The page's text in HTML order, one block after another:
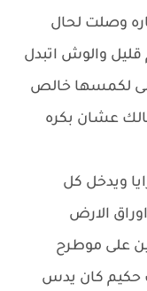
وصلت لحال
قليل والوش اتبدل
لكمسها خالص
عشان بكره
ويدخل كل
الارض
على موطرح
حكيم كان يدس